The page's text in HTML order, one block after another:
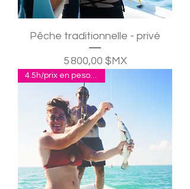
Pêche traditionnelle - privé
Prix
5 800,00 $MX
4.5h/prix en pesos pour 4